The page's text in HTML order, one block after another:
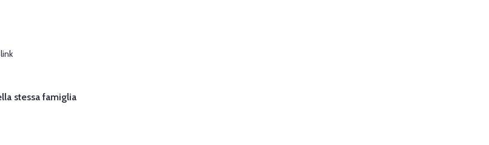
stessa famiglia